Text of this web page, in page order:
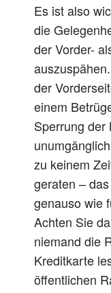
Es ist also
die
der Vorder-
der
einem
Sperrung der
zu keinem
geraten –
genauso wie
Achten Sie
niemand die
Kreditkarte
öffentlichen